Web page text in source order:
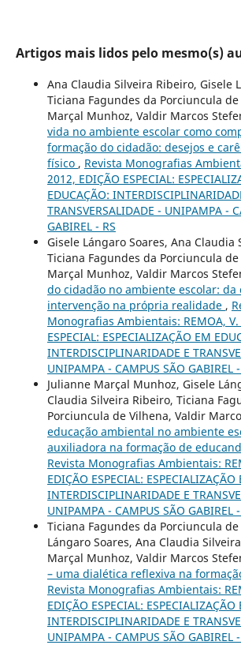
Artigos mais lidos pelo mesmo(s)
Ana Claudia Silveira Ribeiro, Gisele
Ticiana Fagundes da Porciuncula
Marçal Munhoz, Valdir Marcos
vida no ambiente escolar como
formação do cidadão: desejos e
físico , Revista Monografias
2012, EDIÇÃO ESPECIAL:
EDUCAÇÃO:
TRANSVERSALIDADE - UNIPAMPA -
GABIREL - RS
Gisele Lángaro Soares, Ana Claudia
Ticiana Fagundes da Porciuncula
Marçal Munhoz, Valdir Marcos
do cidadão no ambiente escolar: da
intervenção na própria realidade ,
Monografias Ambientais: REMOA, V.
ESPECIAL: ESPECIALIZAÇÃO EM
INTERDISCIPLINARIDADE E
UNIPAMPA - CAMPUS SÃO GABIREL -
Julianne Marçal Munhoz, Gisele
Claudia Silveira Ribeiro, Ticiana
Porciuncula de Vilhena, Valdir
educação ambiental no ambiente
auxiliadora na formação de
Revista Monografias Ambientais:
EDIÇÃO ESPECIAL: ESPECIALIZAÇÃO
INTERDISCIPLINARIDADE E
UNIPAMPA - CAMPUS SÃO GABIREL -
Ticiana Fagundes da Porciuncula
Lángaro Soares, Ana Claudia
Marçal Munhoz, Valdir Marcos
– uma dialética reflexiva na
Revista Monografias Ambientais:
EDIÇÃO ESPECIAL: ESPECIALIZAÇÃO
INTERDISCIPLINARIDADE E
UNIPAMPA - CAMPUS SÃO GABIREL -